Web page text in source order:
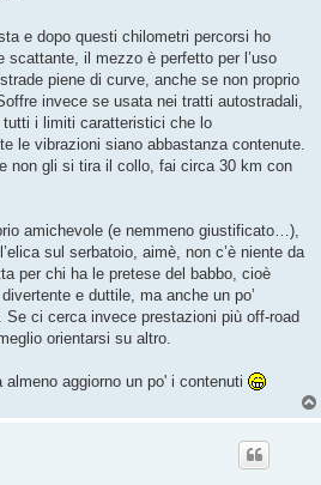
e dopo questi chilometri percorsi ho
scattante, il mezzo è perfetto per l’uso
piene di curve, anche se non proprio
invece se usata nei tratti autostradali,
i limiti caratteristici che lo
le vibrazioni siano abbastanza contenute.
non gli si tira il collo, fai circa 30 km con
amichevole (e nemmeno giustificato…),
sul serbatoio, aimè, non c’è niente da
per chi ha le pretese del babbo, cioè
e duttile, ma anche un po’
ci cerca invece prestazioni più off-road
orientarsi su altro.
aggiorno un po' i contenuti